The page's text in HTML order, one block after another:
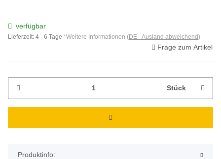
verfügbar
Lieferzeit: 4 - 6 Tage *Weitere Informationen (DE - Ausland abweichend)
Frage zum Artikel
Stück
Produktinfo: